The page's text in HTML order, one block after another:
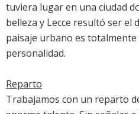
tuviera lugar en una ciudad
belleza y Lecce resultó ser el
paisaje urbano es
personalidad.
Reparto
Trabajamos con un reparto